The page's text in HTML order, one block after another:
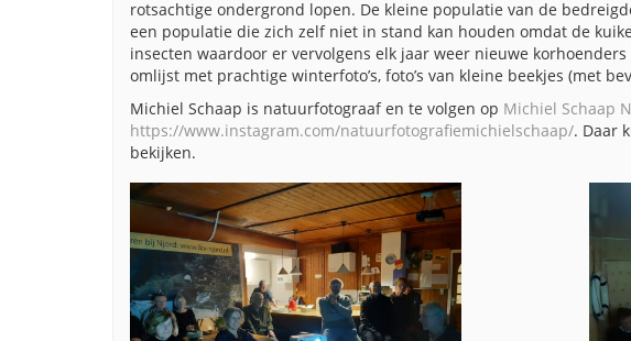
rotsachtige ondergrond lopen. De kleine populatie van de
een populatie die zich zelf niet in stand kan houden omdat de
insecten waardoor er vervolgens elk jaar weer nieuwe
omlijst met prachtige winterfoto’s, foto’s van kleine beekjes (met
Michiel Schaap is natuurfotograaf en te volgen op Michiel Schaap
https://www.instagram.com/natuurfotografiemichielschaap/. Daar
bekijken.